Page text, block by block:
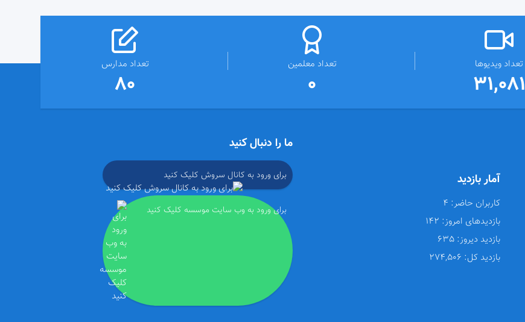
تعداد ویدیوها
31,081
تعداد معلمین
0
تعداد مدارس
80
آمار بازدید
کاربران حاضر:
بازدیدهای امروز:
بازدید دیروز:
بازدید کل:
ما را دنبال کنید
برای ورود به کانال سروش کلیک کنید
برای ورود به وب سایت موسسه کلیک کنید